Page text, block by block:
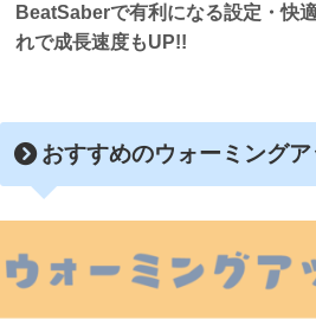
BeatSaberで有利になる設定・快
れで成長速度もUP!!
おすすめのウォーミングア